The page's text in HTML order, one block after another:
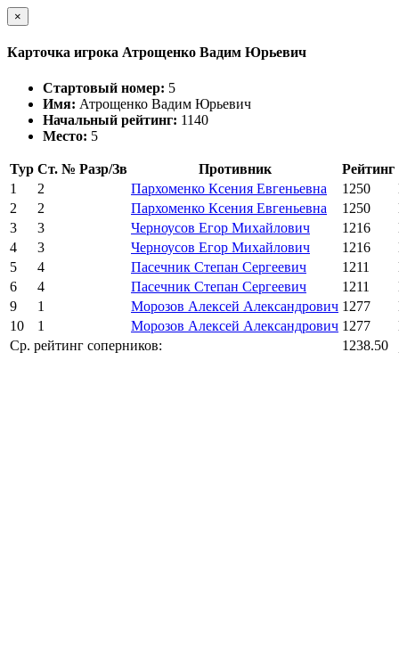
×
Карточка игрока Атрощенко Вадим Юрьевич
Стартовый номер: 5
Имя: Атрощенко Вадим Юрьевич
Начальный рейтинг: 1140
Место: 5
Тур Ст. № Разр/Зв Противник
Рейтинг
1
2 Пархоменко Ксения Евгеньевна 1250
2
2 Пархоменко Ксения Евгеньевна 1250
3
3 Черноусов Егор Михайлович 1216
4
3 Черноусов Егор Михайлович 1216
5
4 Пасечник Степан Сергеевич 1211
6
4 Пасечник Степан Сергеевич 1211
9
1 Морозов Алексей Александрович 1277
10
1 Морозов Алексей Александрович 1277
Ср. рейтинг соперников:
1238.50